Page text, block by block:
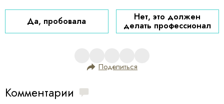
Да, пробовала Нет, это должен
делать профессионал
Поделиться
Комментарии